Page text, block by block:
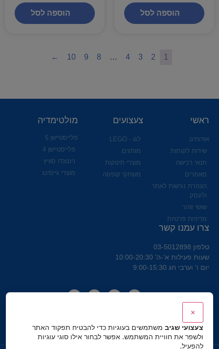
הוספה לסל הוספה לסל
1
2
3
4
…
8
9
10
←
ראשי
אודותינו
שירות לקוחות
תנאי רכישה
מאמרים
הצהרת נגישות לאתר
ולעסק
שושי זוהר
מדיניות פרטיות
צעצועים
לגו - LEGO
מותגים
מוצרי תינוקות
משחקי קופסה
מולטימדיה
פלייסטיישן 5
פלייסטיישן 4
נינטנדו סוויץ
מוצרי גיימינג
צרו עמנו קשר
טלפון 03-5012898
שעות פעילות א’-ה’ 10:00-20:30
יום ו' וערבי חג 9:00-15:30
×
צעצועי שגיב משתמשים בעוגיות כדי להבטיח תפקוד האתר
ולשפר את חוויית המשתמש. אפשר לבחור אילו סוגי עוגיות
להפעיל.